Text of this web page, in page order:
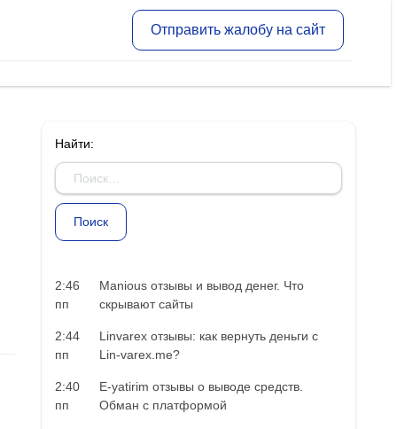
Отправить жалобу на сайт
Найти:
2:46
пп
Manious отзывы и вывод денег. Что
скрывают сайты
2:44
пп
Linvarex отзывы: как вернуть деньги с
Lin-varex.me?
2:40
пп
E-yatirim отзывы о выводе средств.
Обман с платформой